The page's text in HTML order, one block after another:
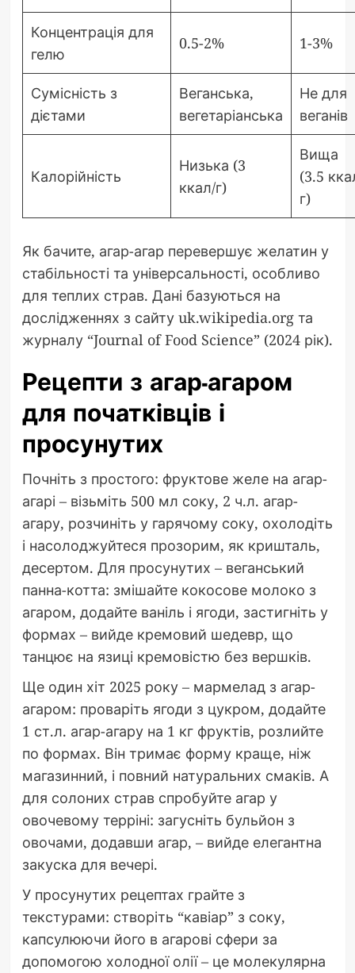
Концентрація для
гелю
0.5-2% 1-3%
Сумісність з
дієтами
Веганська,
вегетаріанська
Не для
веганів
Калорійність
Низька (3
ккал/г)
Вища
(3.5
г)
Як бачите, агар-агар перевершує желатин у
стабільності та універсальності, особливо
для теплих страв. Дані базуються на
дослідженнях з сайту uk.wikipedia.org та
журналу “Journal of Food Science” (2024 рік).
Рецепти з агар-агаром
для початківців і
просунутих
Почніть з простого: фруктове желе на агар-
агарі – візьміть 500 мл соку, 2 ч.л. агар-
агару, розчиніть у гарячому соку, охолодіть
і насолоджуйтеся прозорим, як кришталь,
десертом. Для просунутих – веганський
панна-котта: змішайте кокосове молоко з
агаром, додайте ваніль і ягоди, застигніть у
формах – вийде кремовий шедевр, що
танцює на язиці кремовістю без вершків.
Ще один хіт 2025 року – мармелад з агар-
агаром: проваріть ягоди з цукром, додайте
1 ст.л. агар-агару на 1 кг фруктів, розлийте
по формах. Він тримає форму краще, ніж
магазинний, і повний натуральних смаків. А
для солоних страв спробуйте агар у
овочевому терріні: загусніть бульйон з
овочами, додавши агар, – вийде елегантна
закуска для вечері.
У просунутих рецептах грайте з
текстурами: створіть “кавіар” з соку,
капсулюючи його в агарові сфери за
допомогою холодної олії – це молекулярна